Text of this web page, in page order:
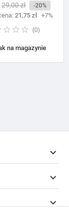
Cena
podstawowa
29,00 zł -20%
21,75 zł +7%
(0)
na magazynie


